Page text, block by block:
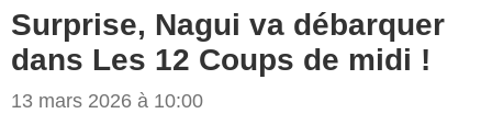
Surprise, Nagui va débarquer
dans Les 12 Coups de midi !
13 mars 2026 à 10:00